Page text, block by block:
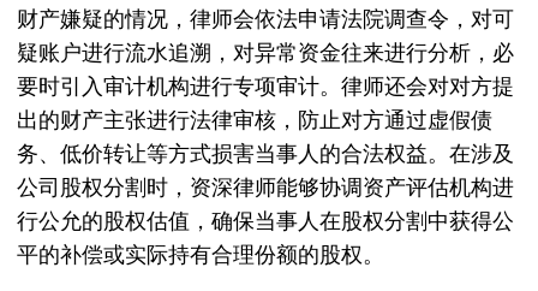
财产嫌疑的情况，律师会依法申请法院调查令，对可
疑账户进行流水追溯，对异常资金往来进行分析，必
要时引入审计机构进行专项审计。律师还会对对方提
出的财产主张进行法律审核，防止对方通过虚假债
务、低价转让等方式损害当事人的合法权益。在涉及
公司股权分割时，资深律师能够协调资产评估机构进
行公允的股权估值，确保当事人在股权分割中获得公
平的补偿或实际持有合理份额的股权。